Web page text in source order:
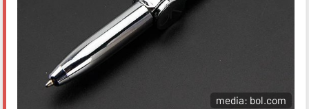
media: bol.com